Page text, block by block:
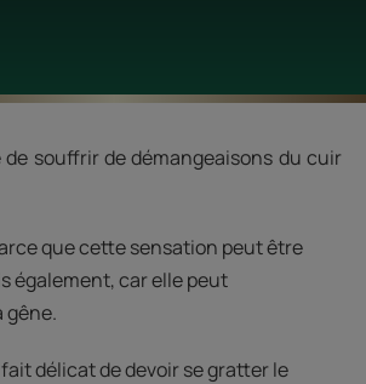
souffrir de démangeaisons du cuir
que cette sensation peut être
également, car elle peut
gêne.
délicat de devoir se gratter le